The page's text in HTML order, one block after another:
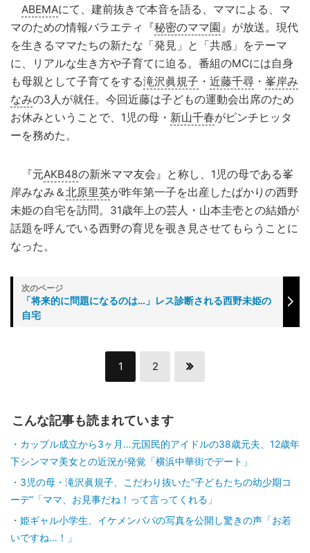
ABEMAにて、建前抜きで本音を語る、ママによる、マ
マのための情報バラエティ『秘密のママ園 』が放送。現代
を生きるママたちの新たな「発見」と「共感」をテーマ
に、リアルな生き方や子育てに迫る。番組のMCには自身
も母親として子育てをする滝沢眞規子 ・ 近藤千尋 ・ 峯岸み
なみの3人が就任。今回近藤は子どもの運動会出席のため
お休みということで、1児の母・ 新山千春がピンチヒッタ
ーを務めた。
『元AKB48の新米ママ友会』と称し、1児の母である峯
岸みなみ＆北原里英が昨年第一子を出産したばかりの西野
未姫の自宅を訪問。31歳年上の芸人・山本圭壱との結婚が
話題を呼んでいる西野の育児を覗き見させてもらうことに
なった。
「将来的に問題になるのは…」レス診断される西野未姫の
自宅
1 2
こんな記事も読まれています
カップル成立から3ヶ月…元国民的アイドルの38歳元夫、12歳年
下シンママ美女との近況が発覚「横浜中華街でデート」
3児の母・滝沢眞規子、こだわり抜いた“子どもたちの幼少期コ
ーデ”「ママ、お見事だね！って言ってくれる」
姫ギャル小学生、イケメンパパの写真を公開し驚きの声「お若
いですね…！」